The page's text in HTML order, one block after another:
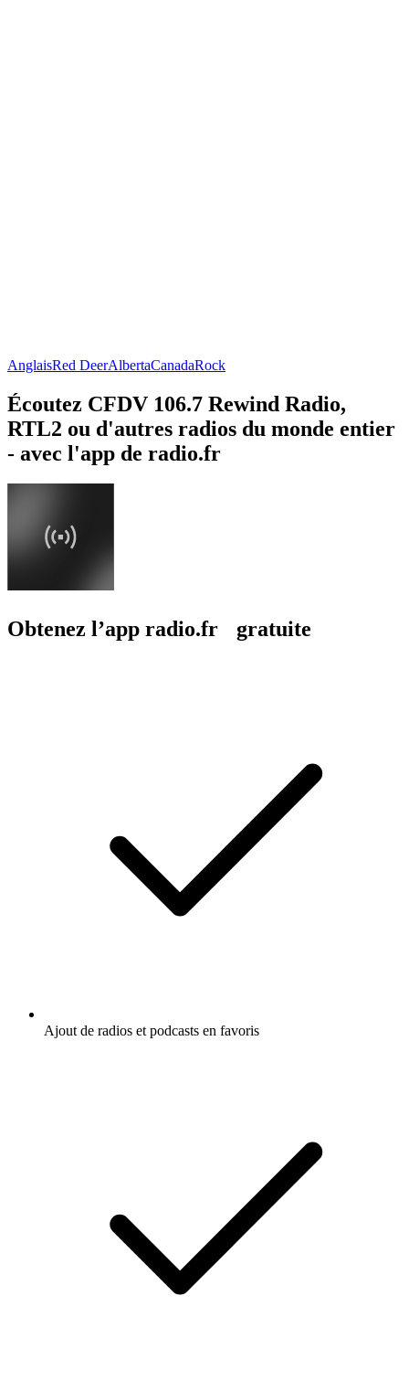
AnglaisRed DeerAlbertaCanadaRock
Écoutez CFDV 106.7 Rewind Radio,
RTL2 ou d'autres radios du monde entier
- avec l'app de radio.fr
Obtenez l’app radio.fr gratuite
Ajout de radios et podcasts en favoris